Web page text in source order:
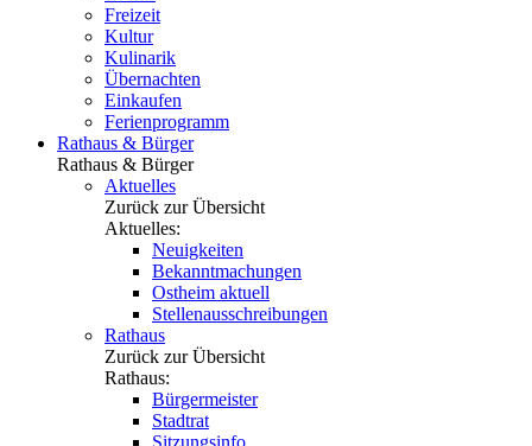
Freizeit
Kultur
Kulinarik
Übernachten
Einkaufen
Ferienprogramm
Rathaus & Bürger
Rathaus & Bürger
Aktuelles
Zurück zur Übersicht
Aktuelles:
Neuigkeiten
Bekanntmachungen
Ostheim aktuell
Stellenausschreibungen
Rathaus
Zurück zur Übersicht
Rathaus:
Bürgermeister
Stadtrat
Sitzungsinfo